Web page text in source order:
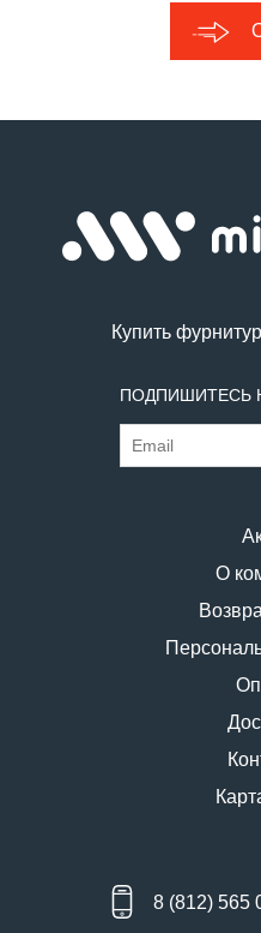
Купить
ПОДПИШИТЕСЬ
О
8 (812) 565